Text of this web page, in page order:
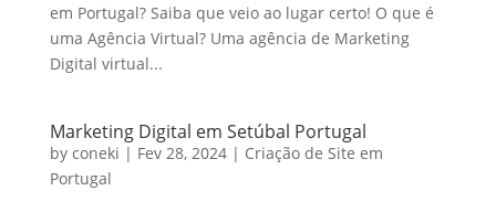
em Portugal? Saiba que veio ao lugar certo! O que é
uma Agência Virtual? Uma agência de Marketing
Digital virtual...
Marketing Digital em Setúbal Portugal
by coneki | Fev 28, 2024| Criação de Site em
Portugal